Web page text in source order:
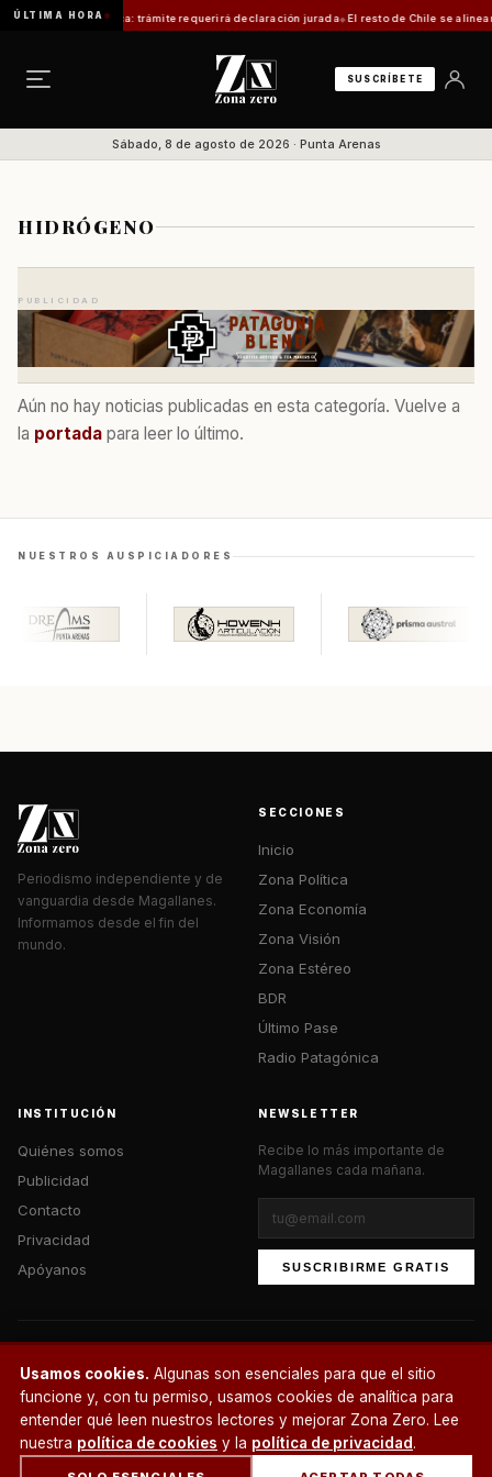
ÚLTIMA HORA
no será automática: trámite requerirá declaración jurada El resto de Chile se
SUSCRÍBETE
Sábado, 8 de agosto de 2026 · Punta Arenas
HIDRÓGENO
PUBLICIDAD
Aún no hay noticias publicadas en esta categoría. Vuelve a
la portada para leer lo último.
NUESTROS AUSPICIADORES
Periodismo independiente y de
vanguardia desde Magallanes.
Informamos desde el fin del
mundo.
SECCIONES
Inicio
Zona Política
Zona Economía
Zona Visión
Zona Estéreo
BDR
Último Pase
Radio Patagónica
INSTITUCIÓN
Quiénes somos
Publicidad
Contacto
Privacidad
Apóyanos
NEWSLETTER
Recibe lo más importante de
Magallanes cada mañana.
SUSCRIBIRME GRATIS
© 2026 Zona Zero Media. Todos los derechos reservados.
Usamos cookies. Algunas son esenciales para que el sitio
funcione y, con tu permiso, usamos cookies de analítica para
entender qué leen nuestros lectores y mejorar Zona Zero. Lee
nuestra política de cookies y la política de privacidad.
¿Un café?